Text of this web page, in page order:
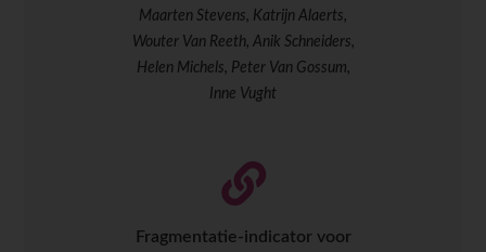
Maarten Stevens, Katrijn Alaerts,
Wouter Van Reeth, Anik Schneiders,
Helen Michels, Peter Van Gossum,
Inne Vught
Fragmentatie-indicator voor